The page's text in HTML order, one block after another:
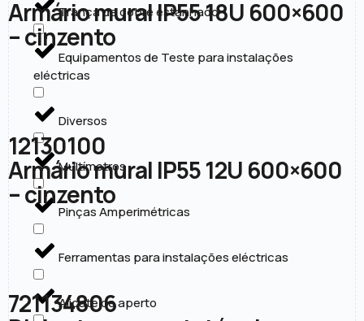
Trança de cobre estanhado
Equipamentos de Teste para instalações
eléctricas
Diversos
Multímetros
Pinças Amperimétricas
Ferramentas para instalações eléctricas
Alicate de aperto
Armário mural IP55 18U 600×600
– cinzento
12130100
Armário mural IP55 12U 600×600
– cinzento
721134806